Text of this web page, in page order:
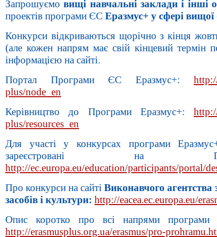
Запрошуємовищі навчальні заклади і інші
проектів програми ЄС Еразмус+ у сфері вищої
Конкурси відкриваються щорічно з кінця
(але кожен напрям має свій кінцевий термін
інформацією на сайті.
Портал Програми ЄС Еразмус+:
plus/node_en
Керівництво до Програми Еразмус+:
plus/resources_en
Для участі у конкурсах програми
зареєстровані на
http://ec.europa.eu/education/participants/portal/
Про конкурси на сайті Виконавчого агентства
засобів і культури: http://eacea.ec.europa.eu/
Опис коротко про всі напрями програми
http://erasmusplus.org.ua/erasmus/pro-